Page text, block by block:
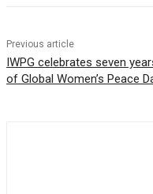
Previous article
IWPG celebrates seven
of Global Women’s Peace